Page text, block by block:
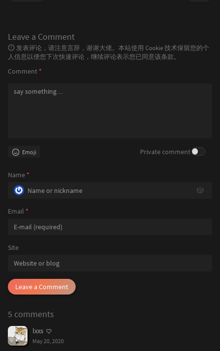
Leave a Comment
发表评论，请注意言辞，谢谢大佬。本站使用 Cookie 技术保留您的个
人信息以便您下次快速评论，继续评论表示您已同意该条款。
Comment *
Emoji Private comment
Name *
🎲
Email *
Site
Leave a Comment
5 comments
lxxs
May 20, 2020